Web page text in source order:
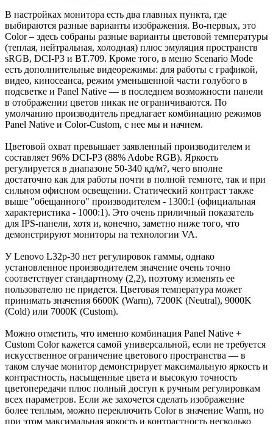
В настройках монитора есть два главных пункта, где
выбираются разные варианты изображения. Во-первых, это
Color – здесь собраны разные варианты цветовой температуры
(теплая, нейтральная, холодная) плюс эмуляция пространств
sRGB, DCI-P3 и BT.709. Кроме того, в меню Scenario Mode
есть дополнительные видеорежимы: для работы с графикой,
видео, киносеанса, режим уменьшенной части голубого в
подсветке и Panel Native — в последнем возможности панели
в отображении цветов никак не ограничиваются. По
умолчанию производитель предлагает комбинацию режимов
Panel Native и Color-Custom, с нее мы и начнем.
Цветовой охват превышает заявленный производителем и
составляет 96% DCI-P3 (88% Adobe RGB). Яркость
регулируется в диапазоне 50-340 кд/м?, чего вполне
достаточно как для работы почти в полной темноте, так и при
сильном офисном освещении. Статический контраст также
выше "обещанного" производителем - 1300:1 (официальная
характеристика - 1000:1). Это очень приличный показатель
для IPS-панели, хотя и, конечно, заметно ниже того, что
демонстрируют мониторы на технологии VA.
У Lenovo L32p-30 нет регулировок гаммы, однако
установленное производителем значение очень точно
соответствует стандартному (2,2), поэтому изменять ее
пользователю не придется. Цветовая температура может
принимать значения 6600K (Warm), 7200K (Neutral), 9000K
(Cold) или 7000K (Custom).
Можно отметить, что именно комбинация Panel Native +
Custom Color кажется самой универсальной, если не требуется
искусственное ограничение цветового пространства — в
таком случае монитор демонстрирует максимальную яркость и
контрастность, насыщенные цвета и высокую точность
цветопередачи плюс полный доступ к ручным регулировкам
всех параметров. Если же захочется сделать изображение
более теплым, можно переключить Color в значение Warm, но
при этом максимальная яркость и контрастность несколько